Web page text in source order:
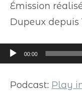
Émission
Dupeux depuis
Lecteur
audio
00:00
Podcast: Play